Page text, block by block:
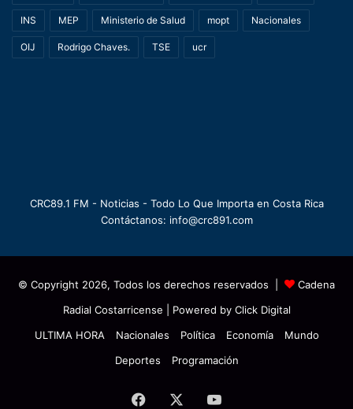
INS MEP Ministerio de Salud mopt Nacionales
OIJ Rodrigo Chaves. TSE ucr
CRC89.1 FM - Noticias - Todo Lo Que Importa en Costa Rica
Contáctanos: info@crc891.com
© Copyright 2026, Todos los derechos reservados |
Cadena
Radial Costarricense | Powered by Click Digital
ULTIMA HORA
Nacionales Política Economía
Mundo
Deportes
Programación
Facebook YouTube